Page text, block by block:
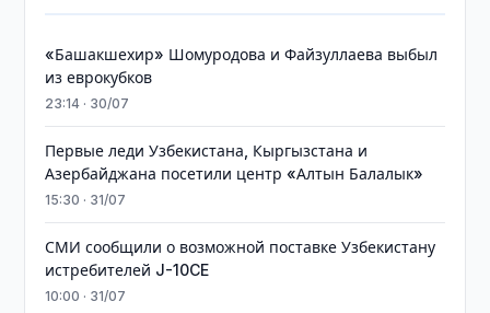
«Башакшехир» Шомуродова и Файзуллаева выбыл
из еврокубков
23:14 · 30/07
Первые леди Узбекистана, Кыргызстана и
Азербайджана посетили центр «Алтын Балалык»
15:30 · 31/07
СМИ сообщили о возможной поставке Узбекистану
истребителей J-10CE
10:00 · 31/07